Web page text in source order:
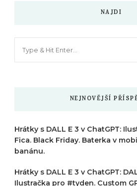
NAJDI
NEJNOVĚJŠÍ
Hrátky s DALL E 3 v ChatGPT:
Fica. Black Friday. Baterka v
banánu.
Hrátky s DALL E 3 v ChatGPT:
Ilustračka pro #tyden. Custom